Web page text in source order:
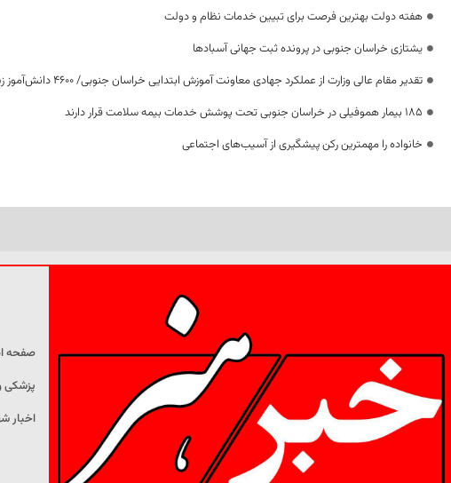
هفته دولت بهترین فرصت برای تبیین خدمات نظام و دولت
یشتازی خراسان جنوبی در پرونده ثبت جهانی آسبادها
تقدیر مقام عالی وزارت از عملکرد جهادی معاونت آموزش ابتدایی خراسان جنوبی/ ۴۶۰۰ دانش‌آموز زیر چتر «طرح حامی»
۱۸۵ بیمار هموفیلی در خراسان جنوبی تحت پوشش خدمات بیمه سلامت قرار دارند
خانواده را مهمترین رکن پیشگیری از آسیب‌های اجتماعی
صفحه
پزشکی
اخبار